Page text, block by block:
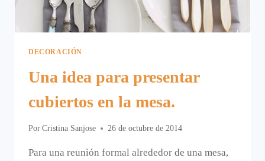
DECORACIÓN
Una idea para presentar
cubiertos en la mesa.
Por Cristina Sanjose 26 de octubre de 2014
Para una reunión formal alrededor de una mesa,